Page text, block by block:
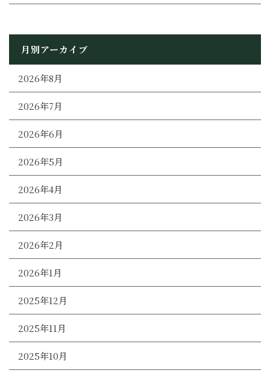
月別アーカイブ
2026年8月
2026年7月
2026年6月
2026年5月
2026年4月
2026年3月
2026年2月
2026年1月
2025年12月
2025年11月
2025年10月